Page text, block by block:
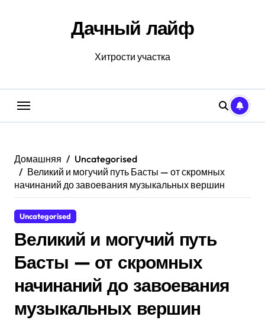
Дачный лайф
Хитрости участка
Домашняя
Uncategorised
Великий и могучий путь Басты — от скромных
начинаний до завоевания музыкальных вершин
Uncategorised
Великий и могучий путь
Басты — от скромных
начинаний до завоевания
музыкальных вершин